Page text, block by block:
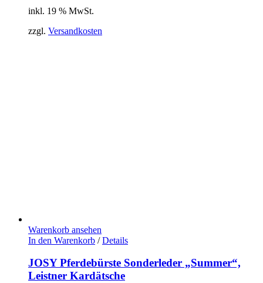
inkl. 19 % MwSt.
zzgl. Versandkosten
Warenkorb ansehen
In den Warenkorb / Details
JOSY Pferdebürste Sonderleder „Summer“,
Leistner Kardätsche